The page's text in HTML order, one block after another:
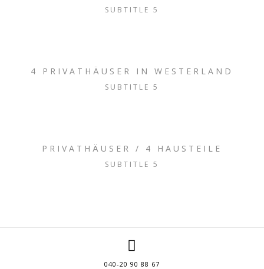
SUBTITLE 5
4 PRIVATHÄUSER IN WESTERLAND
SUBTITLE 5
PRIVATHÄUSER / 4 HAUSTEILE
SUBTITLE 5
040-20 90 88 67